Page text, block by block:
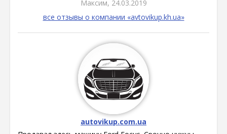
Максим, 24.03.2019
все отзывы о компании «avtovikup.kh.ua»
autovikup.com.ua